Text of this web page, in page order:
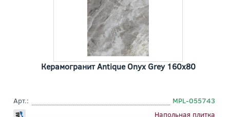
Керамогранит Antique Onyx Grey 160x80
Арт.:
MPL-055743
Напольная плитка